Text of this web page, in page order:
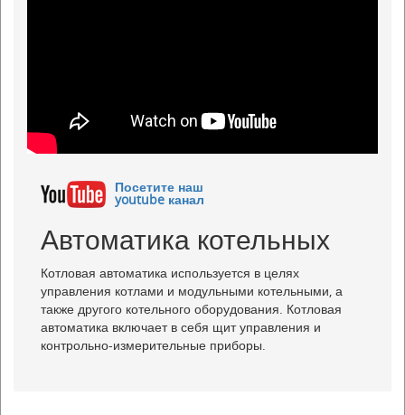
Посетите наш
youtube канал
Автоматика котельных
Котловая автоматика используется в целях
управления котлами и модульными котельными, а
также другого котельного оборудования. Котловая
автоматика включает в себя щит управления и
контрольно-измерительные приборы.